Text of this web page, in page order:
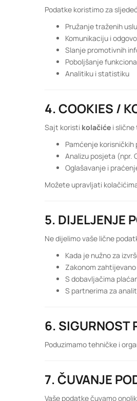
Podatke koristimo za
Pružanje traženih
Komunikaciju i
Slanje promotivnih
Poboljšanje
Analitiku i statistiku
4. COOKIES /
Sajt koristi kolačiće i slične
Pamćenje korisničkih
Analizu posjeta (npr.
Oglašavanje i
Možete upravljati
5. DIJELJENJE
Ne dijelimo vaše lične
Kada je nužno za
Zakonom zahtijevano
S dobavljačima
S partnerima za
6. SIGURNOST
Poduzimamo tehničke i
7. ČUVANJE
Vaše podatke čuvamo